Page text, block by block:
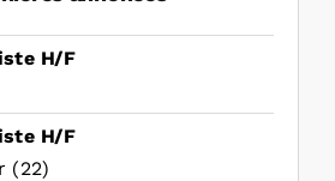
H/F
H/F
(22)